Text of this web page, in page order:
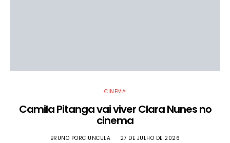
CINEMA
Camila Pitanga vai viver Clara Nunes no
cinema
BRUNO PORCIUNCULA 27 DE JULHO DE 2026